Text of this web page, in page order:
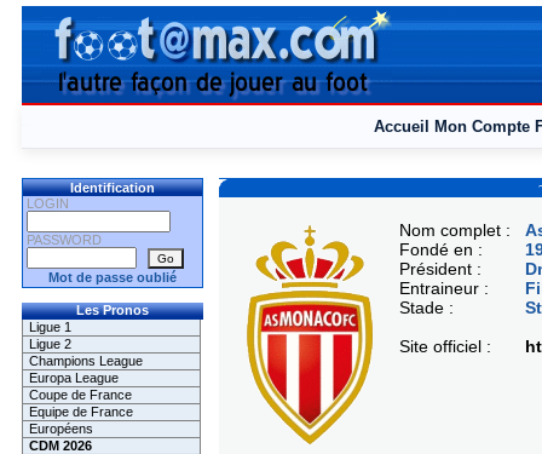
Accueil Mon Compte
Identification
LOGIN
PASSWORD
Mot de passe oublié
Les Pronos
Ligue 1
Ligue 2
Champions League
Europa League
Coupe de France
Equipe de France
Européens
CDM 2026
Nom complet :
Fondé en :
Président :
Entraineur :
Stade :
Site officiel :